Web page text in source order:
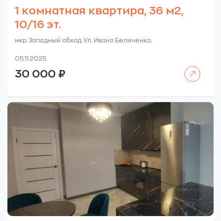
1 комнатная квартира, 36 м2,
10/16 эт.
мкр. Западный обход. Ул. Ивана Беличенко.
05.11.2025
30 000 ₽